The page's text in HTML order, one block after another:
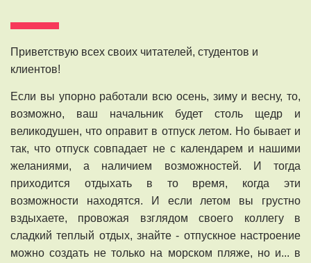
Приветствую всех своих читателей, студентов и
клиентов!
Если вы упорно работали всю осень, зиму и весну, то,
возможно, ваш начальник будет столь щедр и
великодушен, что оправит в отпуск летом. Но бывает и
так, что отпуск совпадает не с календарем и нашими
желаниями, а наличием возможностей. И тогда
приходится отдыхать в то время, когда эти
возможности находятся. И если летом вы грустно
вздыхаете, провожая взглядом своего коллегу в
сладкий теплый отдых, знайте - отпускное настроение
можно создать не только на морском пляже, но и... в